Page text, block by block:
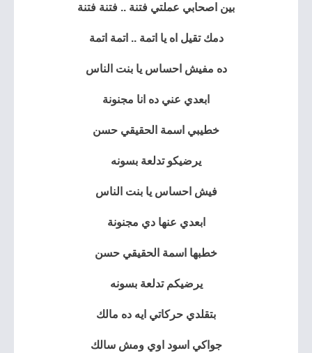
بين اصحابي عملتي فتنة .. فتنة فتنة
دمك تقيل اه يا اتمة .. اتمة اتمة
ده مفيش احساس يا بنت الناس
ابعدي عني ده انا مجنونة
خطيبي اسمة الحقيقي حسن
يرضيكو تدلعة بسونه
فيش احساس يا بنت الناس
ابعدي عنها دي مجنونة
خطبها اسمة الحقيقي حسن
يرضيكم تدلعة بسونه
بتقلدي حركاتي ايه ده مالك
جواكي اسود اوي ومش سالك